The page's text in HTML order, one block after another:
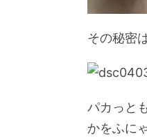
その秘密
パカっと
かをふに